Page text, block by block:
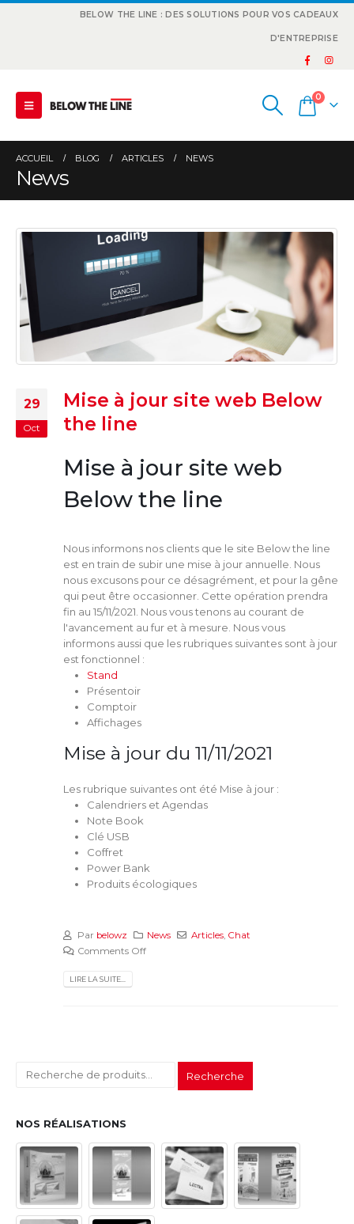
BELOW THE LINE : DES SOLUTIONS POUR VOS CADEAUX
D'ENTREPRISE
0
ACCUEIL BLOG ARTICLES NEWS
News
29
Oct
Mise à jour site web Below
the line
Mise à jour site web
Below the line
Nous informons nos clients que le site Below the line
est en train de subir une mise à jour annuelle. Nous
nous excusons pour ce désagrément, et pour la gêne
qui peut être occasionner. Cette opération prendra
fin au 15/11/2021. Nous vous tenons au courant de
l'avancement au fur et à mesure. Nous vous
informons aussi que les rubriques suivantes sont à jour
est fonctionnel :
Stand
Présentoir
Comptoir
Affichages
Mise à jour du 11/11/2021
Les rubrique suivantes ont été Mise à jour :
Calendriers et Agendas
Note Book
Clé USB
Coffret
Power Bank
Produits écologiques
Par belowz News Articles, Chat
Comments Off
LIRE LA SUITE...
Recherche
NOS RÉALISATIONS